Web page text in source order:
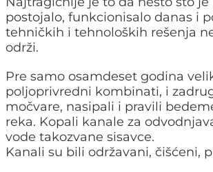
postojalo, funkcionisalo danas i
tehničkih i tehnoloških rešenja
održi.
Pre samo osamdeset godina
poljoprivredni kombinati, i
močvare, nasipali i pravili
reka. Kopali kanale za
vode takozvane sisavce.
Kanali su bili održavani, čišćeni,